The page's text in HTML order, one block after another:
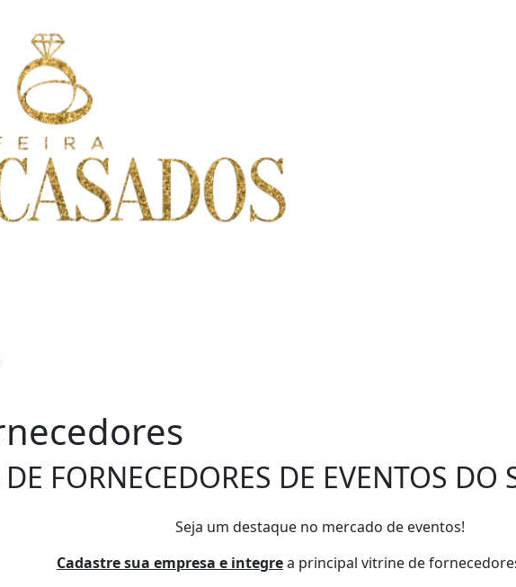
FORNECEDORES DE EVENTOS DO
Seja um destaque no mercado de eventos!
Cadastre sua empresa e integrea principal vitrine de